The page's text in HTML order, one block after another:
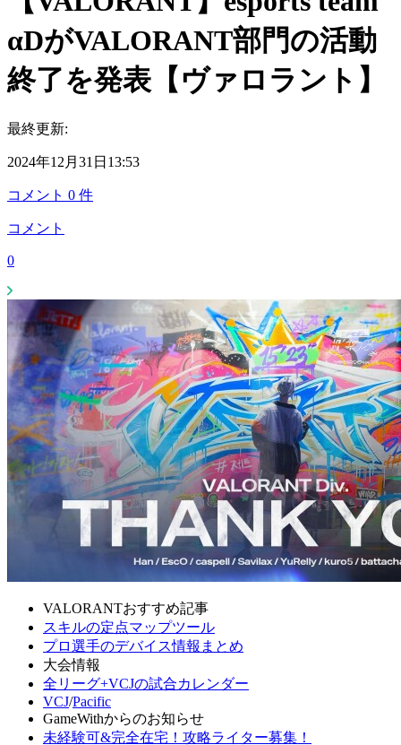
αDがVALORANT部門の活動
終了を発表【ヴァロラント】
最終更新:
2024年12月31日13:53
コメント 0 件
コメント
0
VALORANTおすすめ記事
スキルの定点マップツール
プロ選手のデバイス情報まとめ
大会情報
全リーグ+VCJの試合カレンダー
VCJ/Pacific
GameWithからのお知らせ
未経験可&完全在宅！攻略ライター募集！